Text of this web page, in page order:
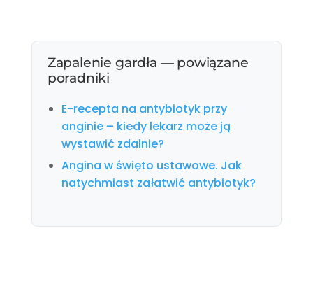
Zapalenie gardła — powiązane
poradniki
E-recepta na antybiotyk przy
anginie – kiedy lekarz może ją
wystawić zdalnie?
Angina w święto ustawowe. Jak
natychmiast załatwić antybiotyk?